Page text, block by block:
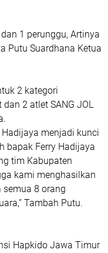
1 perunggu, Artinya
Putu Suardhana Ketua
2 kategori
2 atlet SANG JOL
menjadi kunci
bapak Ferry Hadijaya
tim Kabupaten
kami menghasilkan
semua 8 orang
Tambah Putu.
Hapkido Jawa Timur